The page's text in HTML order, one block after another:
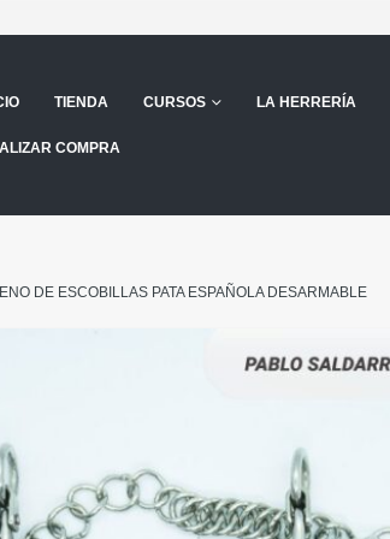
TIENDA CURSOS LA HERRERÍA
COMPRA
DE ESCOBILLAS PATA ESPAÑOLA DESARMABLE